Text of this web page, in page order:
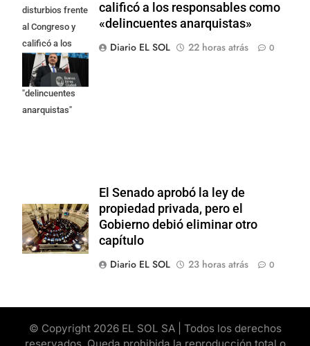
disturbios frente
al Congreso y
calificó a los
responsables
como
"delincuentes
anarquistas"
calificó a los responsables como
«delincuentes anarquistas»
Diario EL SOL
22 horas atrás 0
El Senado aprobó la ley de
propiedad privada, pero el
Gobierno debió eliminar otro
capítulo
Diario EL SOL
23 horas atrás 0
© Copyright 2026 EL SOL SA | Todos los derechos